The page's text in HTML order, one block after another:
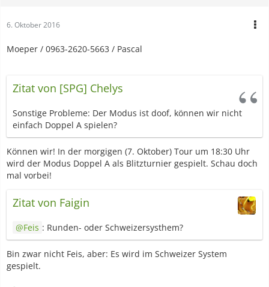
6. Oktober 2016
Moeper / 0963-2620-5663 / Pascal
Zitat von [SPG] Chelys
Sonstige Probleme: Der Modus ist doof, können wir nicht
einfach Doppel A spielen?
Können wir! In der morgigen (7. Oktober) Tour um 18:30 Uhr
wird der Modus Doppel A als Blitzturnier gespielt. Schau doch
mal vorbei!
Zitat von Faigin
Feis : Runden- oder Schweizersysthem?
Bin zwar nicht Feis, aber: Es wird im Schweizer System
gespielt.